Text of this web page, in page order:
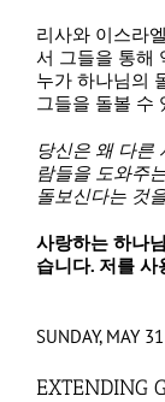
리사와 이스라
서 그들을 통해
누가 하나님의
그들을 돌볼 수
당신은 왜 다른
람들을 도와주
돌보신다는 것
사랑하는 하나님
습니다. 저를 사
SUNDAY, MAY 31
EXTENDING